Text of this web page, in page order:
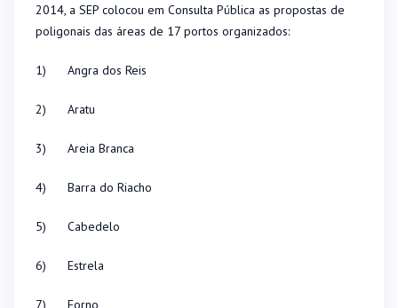
2014, a SEP colocou em Consulta Pública as propostas de
poligonais das áreas de 17 portos organizados:
1) Angra dos Reis
2) Aratu
3) Areia Branca
4) Barra do Riacho
5) Cabedelo
6) Estrela
7) Forno